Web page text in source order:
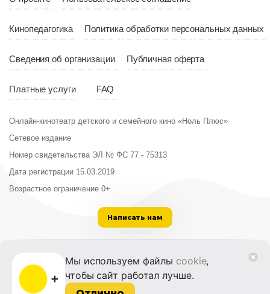
Мы используем файлы cookie,
чтобы сайт работал лучше.
Кинопедагогика Политика обработки персональных данных
Сведения об организации Публичная оферта
Платные услуги FAQ
Онлайн-кинотеатр детского и семейного кино «Ноль Плюс»
Сетевое издание
Номер свидетельства ЭЛ № ФС 77 - 75313
Дата регистрации 15.03.2019
Возрастное ограничение 0+
Написать нам
ООО «Институт развития кино и медиа»
Лицензия на образовательную деятельность
№ Л035-01215-72/00614094 от 30 августа
2022 г.